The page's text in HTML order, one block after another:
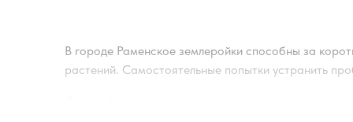
В городе Раменское землеройки способны за
растений. Самостоятельные попытки устранить